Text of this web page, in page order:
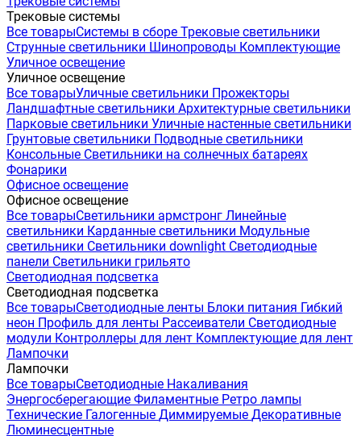
Трековые системы
Все товарыСистемы в сборе Трековые светильники
Струнные светильники Шинопроводы Комплектующие
Уличное освещение
Уличное освещение
Все товарыУличные светильники Прожекторы
Ландшафтные светильники Архитектурные светильники
Парковые светильники Уличные настенные светильники
Грунтовые светильники Подводные светильники
Консольные Светильники на солнечных батареях
Фонарики
Офисное освещение
Офисное освещение
Все товарыСветильники армстронг Линейные
светильники Карданные светильники Модульные
светильники Светильники downlight Светодиодные
панели Светильники грильято
Светодиодная подсветка
Светодиодная подсветка
Все товарыСветодиодные ленты Блоки питания Гибкий
неон Профиль для ленты Рассеиватели Светодиодные
модули Контроллеры для лент Комплектующие для лент
Лампочки
Лампочки
Все товарыСветодиодные Накаливания
Энергосберегающие Филаментные Ретро лампы
Технические Галогенные Диммируемые Декоративные
Люминесцентные